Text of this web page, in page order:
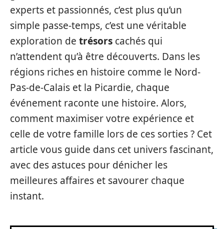
experts et passionnés, c’est plus qu’un
simple passe-temps, c’est une véritable
exploration de trésors cachés qui
n’attendent qu’à être découverts. Dans les
régions riches en histoire comme le Nord-
Pas-de-Calais et la Picardie, chaque
événement raconte une histoire. Alors,
comment maximiser votre expérience et
celle de votre famille lors de ces sorties ? Cet
article vous guide dans cet univers fascinant,
avec des astuces pour dénicher les
meilleures affaires et savourer chaque
instant.